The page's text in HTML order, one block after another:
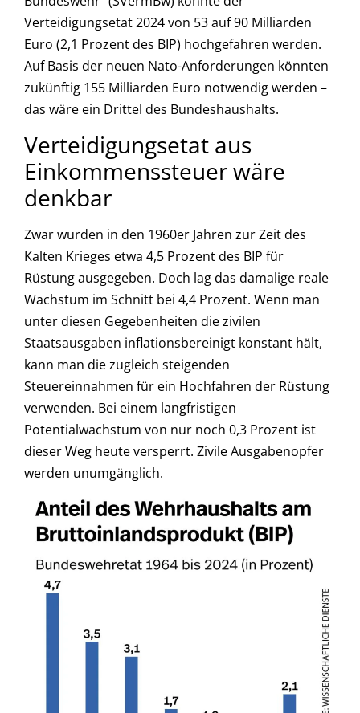
Verteidigungsetat 2024 von 53 auf 90 Milliarden
Euro (2,1 Prozent des BIP) hochgefahren werden.
Auf Basis der neuen Nato-Anforderungen könnten
zukünftig 155 Milliarden Euro notwendig werden –
das wäre ein Drittel des Bundeshaushalts.
Verteidigungsetat aus
Einkommenssteuer wäre
denkbar
Zwar wurden in den 1960er Jahren zur Zeit des
Kalten Krieges etwa 4,5 Prozent des BIP für
Rüstung ausgegeben. Doch lag das damalige reale
Wachstum im Schnitt bei 4,4 Prozent. Wenn man
unter diesen Gegebenheiten die zivilen
Staatsausgaben inflationsbereinigt konstant hält,
kann man die zugleich steigenden
Steuereinnahmen für ein Hochfahren der Rüstung
verwenden. Bei einem langfristigen
Potentialwachstum von nur noch 0,3 Prozent ist
dieser Weg heute versperrt. Zivile Ausgabenopfer
werden unumgänglich.